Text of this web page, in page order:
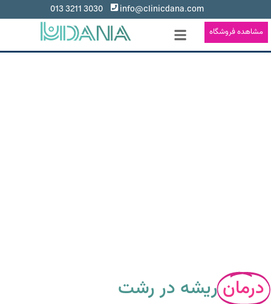
info@clinicdana.com
3030 3211 013
مشاهده فروشگاه
درمانریشه در رشت